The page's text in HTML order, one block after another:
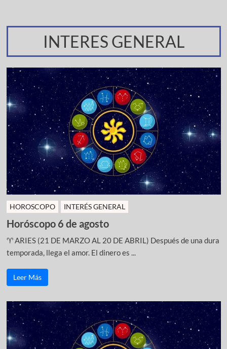
INTERES GENERAL
HOROSCOPO INTERÉS GENERAL
Horóscopo 6 de agosto
♈ ARIES (21 DE MARZO AL 20 DE ABRIL) Después de una dura
temporada, llega el amor. El dinero es ...
Leer Más